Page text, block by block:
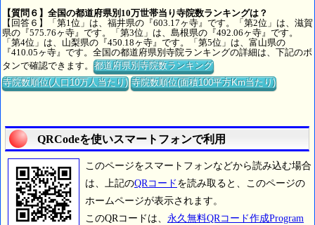
【質問６】全国の都道府県別10万世帯当り寺院数ランキングは？
【回答６】「第1位」は、福井県の『603.17ヶ寺』です。「第2位」は、滋賀
県の『575.76ヶ寺』です。「第3位」は、島根県の『492.06ヶ寺』です。
「第4位」は、山梨県の『450.18ヶ寺』です。「第5位」は、富山県の
『410.05ヶ寺』です。全国の都道府県別寺院ランキングの詳細は、下記のボ
タンで確認できます。都道府県別寺院数ランキング
寺院数順位(人口10万人当たり) 寺院数順位(面積100平方Km当たり)
QRCodeを使いスマートフォンで利用
このページをスマートフォンなどから読み込む場合
は、上記のQRコード を読み取ると、このページの
ホームページが表示されます。
このQRコードは、 永久無料QRコード作成Program